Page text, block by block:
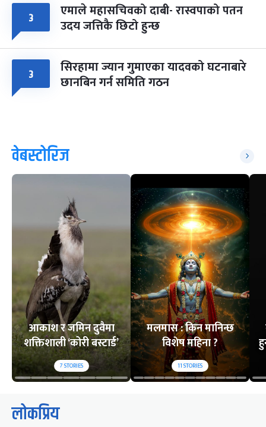
३ एमाले महासचिवको दाबी- रास्वपाको पतन
उदय जत्तिकै छिटो हुन्छ
३ सिरहामा ज्यान गुमाएका यादवको घटनाबारे
छानबिन गर्न समिति गठन
वेबस्टोरिज
आकाश र जमिन दुवैमा
शक्तिशाली ‘कोरी बस्टार्ड’
7STORIES
मलमास : किन मानिन्छ
विशेष महिना ?
11STORIES
लोकप्रिय